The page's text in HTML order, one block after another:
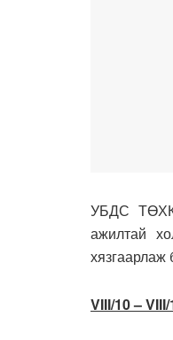
УБДС
ажилтай
хязгаарлаж
VIII/10 –